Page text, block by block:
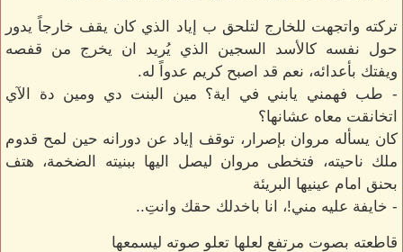
تركته واتجهت للخارج لتلحق ب إياد الذي كان يقف خارجاً يدور
حول نفسه كالأسد السجين الذي يُريد ان يخرج من قفصه
ويفتك بأعدائه، نعم قد اصبح كريم عدواً له.
- طب فهمني يابني في اية؟ مين البنت دي ومين دة الآي
اتخانقت معاه عشانها؟
كان يسأله مروان بإصرار، توقف إياد عن دورانه حين لمح قدوم
ملك ناحيته، فتخطى مروان ليصل اليها ببنيته الضخمة، هتف
بحنق امام عينيها البريئة
- خايفة عليه مني!، انا باخدلك حقك وانتِ..
قاطعته بصوت مرتفع لعلها تعلو صوته ليسمعها